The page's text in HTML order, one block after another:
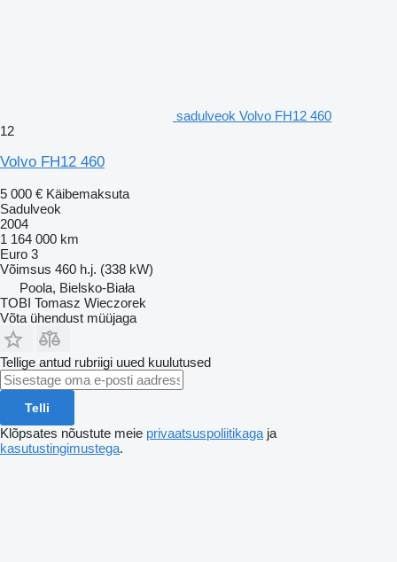
sadulveok Volvo FH12 460
12
Volvo FH12 460
5 000 € Käibemaksuta
Sadulveok
2004
1 164 000 km
Euro 3
Võimsus 460 h.j. (338 kW)
Poola, Bielsko-Biała
TOBI Tomasz Wieczorek
Võta ühendust müüjaga
Tellige antud rubriigi uued kuulutused
Telli
Klõpsates nõustute meie privaatsuspoliitikaga ja
kasutustingimustega.